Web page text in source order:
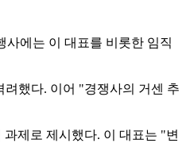
사에는 이 대표를 비롯한 임직
했다. 이어 "경쟁사의 거센 추
제로 제시했다. 이 대표는 "변